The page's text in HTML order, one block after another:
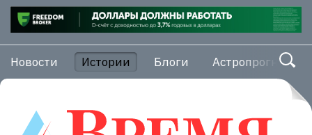
Новости Истории Блоги Астропрогноз